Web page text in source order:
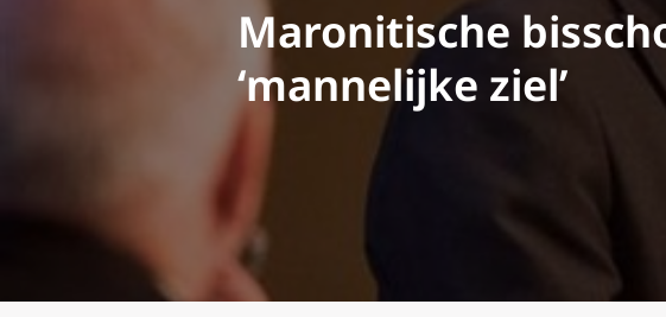
Maronitische
‘mannelijke ziel’